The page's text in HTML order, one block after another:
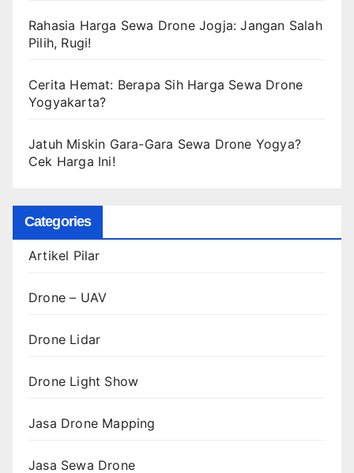
Rahasia Harga Sewa Drone Jogja: Jangan Salah
Pilih, Rugi!
Cerita Hemat: Berapa Sih Harga Sewa Drone
Yogyakarta?
Jatuh Miskin Gara-Gara Sewa Drone Yogya?
Cek Harga Ini!
Categories
Artikel Pilar
Drone – UAV
Drone Lidar
Drone Light Show
Jasa Drone Mapping
Jasa Sewa Drone